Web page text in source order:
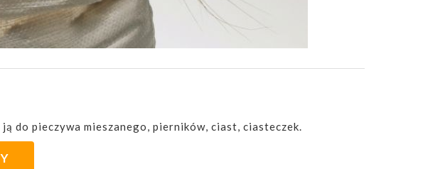
do pieczywa mieszanego, pierników, ciast, ciasteczek.